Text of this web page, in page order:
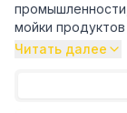
мойки
принадлежностей.
70 мм, что
Читать далее